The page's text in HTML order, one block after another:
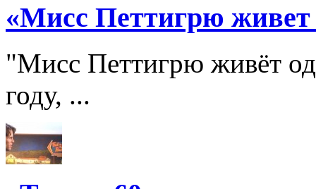
«Мисс Петтигрю
"Мисс Петтигрю живёт
году, ...